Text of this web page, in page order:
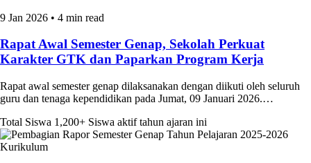
9 Jan 2026 • 4 min read
Rapat Awal Semester Genap, Sekolah Perkuat
Karakter GTK dan Paparkan Program Kerja
Rapat awal semester genap dilaksanakan dengan diikuti oleh seluruh
guru dan tenaga kependidikan pada Jumat, 09 Januari 2026.…
Total Siswa 1,200+ Siswa aktif tahun ajaran ini
Kurikulum